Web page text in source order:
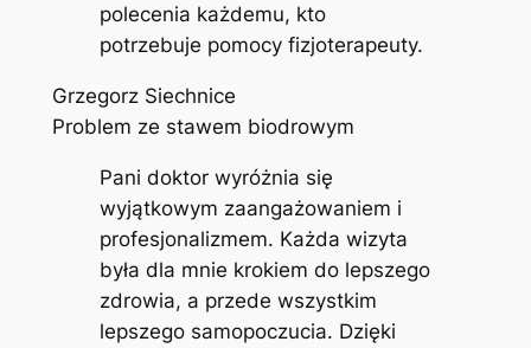
polecenia każdemu, kto
potrzebuje pomocy fizjoterapeuty.
Grzegorz Siechnice
Problem ze stawem biodrowym
Pani doktor wyróżnia się
wyjątkowym zaangażowaniem i
profesjonalizmem. Każda wizyta
była dla mnie krokiem do lepszego
zdrowia, a przede wszystkim
lepszego samopoczucia. Dzięki